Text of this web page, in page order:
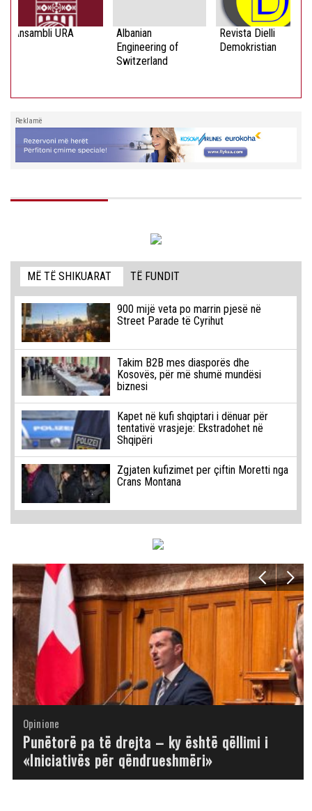
Ansambli URA
Albanian
Engineering of
Switzerland
Revista Dielli
Demokristian
Reklamë
MË TË SHIKUARAT TË FUNDIT
900 mijë veta po marrin pjesë në
Street Parade të Cyrihut
Takim B2B mes diasporës dhe
Kosovës, për më shumë mundësi
biznesi
Kapet në kufi shqiptari i dënuar për
tentativë vrasjeje: Ekstradohet në
Shqipëri
Zgjaten kufizimet per çiftin Moretti nga
Crans Montana
Opinione
Opinione
Punëtorë pa të drejta – ky është qëllimi i
«Iniciativës për qëndrueshmëri»
Opinione
Opinione
Opinione
Opinione
Opinione
Opinione